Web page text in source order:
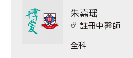
朱嘉瑶
註冊中醫師
全科